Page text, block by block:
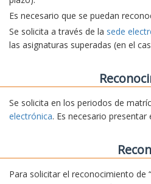
Es necesario que se puedan
Se solicita a través de la sede
las asignaturas superadas (en el
Se solicita en los periodos de
electrónica. Es necesario
Para solicitar el reconocimiento de